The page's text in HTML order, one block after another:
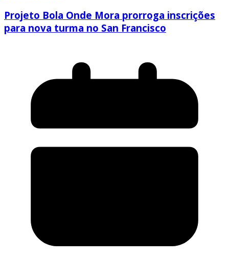
Projeto Bola Onde Mora prorroga inscrições
para nova turma no San Francisco